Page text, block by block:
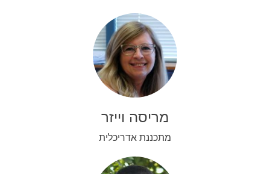
מריסה וייזר
מתכננת אדריכלית